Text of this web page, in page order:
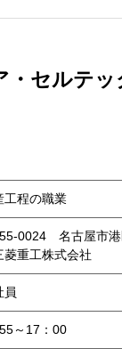
・セルテ
工程の職業
0024 名古屋市港
重工株式会社
員
～17：00